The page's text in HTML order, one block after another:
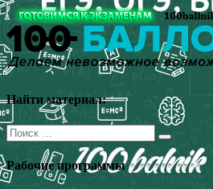
Перейти
к
содержимому
Найти материал:
Поиск
для:
Рабочие программы